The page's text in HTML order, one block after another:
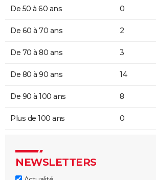
De 50 à 60 ans 0
De 60 à 70 ans 2
De 70 à 80 ans 3
De 80 à 90 ans 14
De 90 à 100 ans 8
Plus de 100 ans 0
NEWSLETTERS